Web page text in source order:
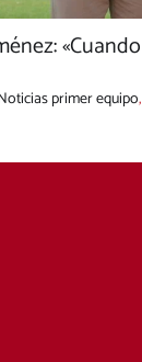
primer equipo,